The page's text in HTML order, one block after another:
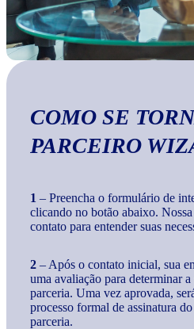
COMO SE
PARCEIRO
1 – Preencha o formulário de
clicando no botão abaixo.
contato para entender suas
2 – Após o contato inicial, sua
uma avaliação para determinar
parceria. Uma vez aprovada,
processo formal de assinatura
parceria.